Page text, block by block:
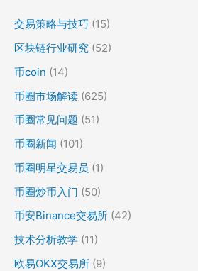
交易策略与技巧 (15)
区块链行业研究 (52)
币coin (14)
币圈市场解读 (625)
币圈常见问题 (51)
币圈新闻 (101)
币圈明星交易员 (1)
币圈炒币入门 (50)
币安Binance交易所 (42)
技术分析教学 (11)
欧易OKX交易所 (9)